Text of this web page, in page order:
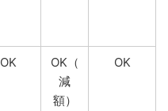
OK
OK（
減
額）
OK